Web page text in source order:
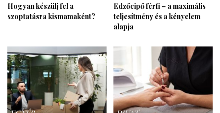
Hogyan készülj fel a
szoptatásra kismamaként?
Edzőcipő férfi – a maximális
teljesítmény és a kényelem
alapja